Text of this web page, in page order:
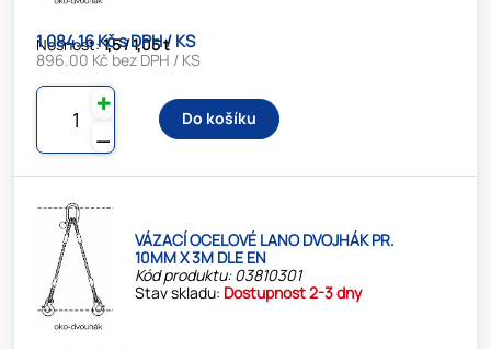
Nosnost:1,5 / 1,05 t
1 084.16 Kč s DPH / KS
896.00 Kč bez DPH / KS
⚊
✚
Do košíku
VÁZACÍ OCELOVÉ LANO DVOJHÁK PR.
10MM X 3M DLE EN
Kód produktu: 03810301
Stav skladu: Dostupnost 2-3 dny